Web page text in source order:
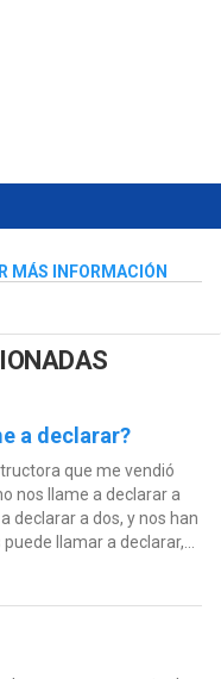
MÁS INFORMACIÓN
a declarar?
que me vendió
nos llame a declarar a
declarar a dos, y nos han
llamar a declarar,...